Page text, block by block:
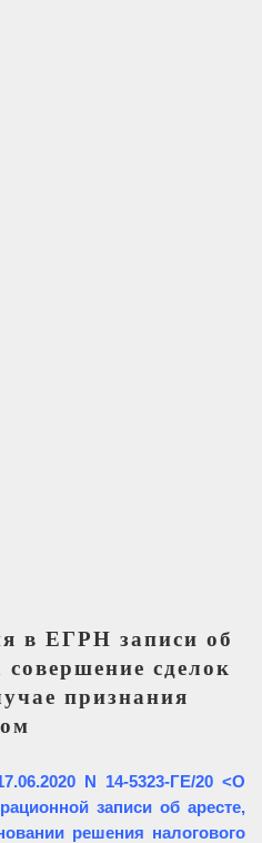
в ЕГРН записи об
совершение сделок
признания
N 14-5323-ГЕ/20 <О
записи об аресте,
решения налогового